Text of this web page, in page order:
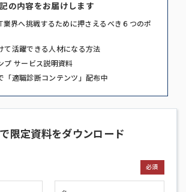
の内容をお届けします
業界へ挑戦するために押さえるべき６つのポ
て活躍できる人材になる方法
プ サービス説明資料
「適職診断コンテンツ」配布中
限定資料をダウンロード
必須